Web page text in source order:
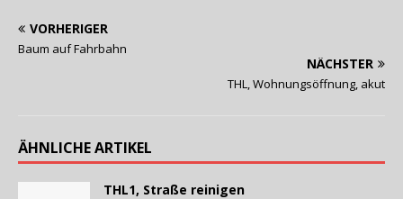
VORHERIGER
Baum auf Fahrbahn
NÄCHSTER
THL, Wohnungsöffnung, akut
ÄHNLICHE ARTIKEL
THL1, Straße reinigen